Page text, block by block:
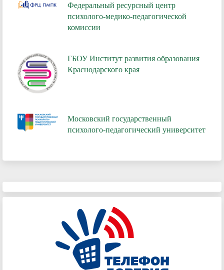
Федеральный ресурсный центр
психолого-медико-педагогической
комиссии
ГБОУ Институт развития образования
Краснодарского края
Московский государственный
психолого-педагогический университет